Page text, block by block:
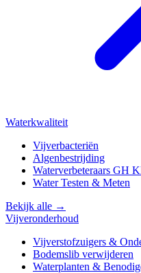
Waterkwaliteit
Vijverbacteriën
Algenbestrijding
Waterverbeteraars GH
Water Testen & Meten
Bekijk alle →
Vijveronderhoud
Vijverstofzuigers &
Bodemslib verwijderen
Waterplanten &